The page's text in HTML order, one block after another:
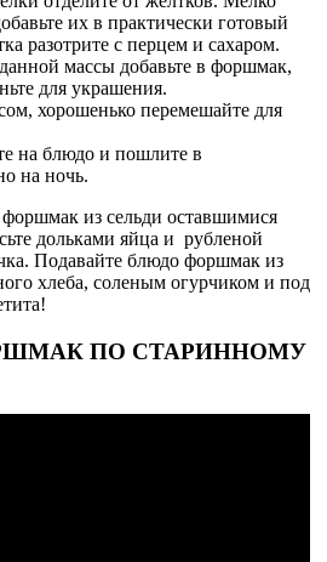
их в практически готовый
разотрите с перцем и сахаром.
массы добавьте в форшмак,
для украшения.
хорошенько перемешайте для
на блюдо и пошлите в
на ночь.
из сельди оставшимися
дольками яйца и рубленой
Подавайте блюдо форшмак из
хлеба, соленым огурчиком и под
ПО СТАРИННОМУ